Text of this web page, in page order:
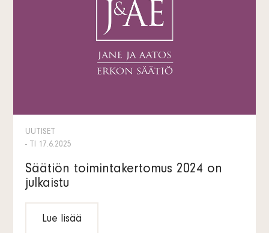
UUTISET
- TI 17.6.2025
Säätiön toimintakertomus 2024 on
julkaistu
Lue lisää